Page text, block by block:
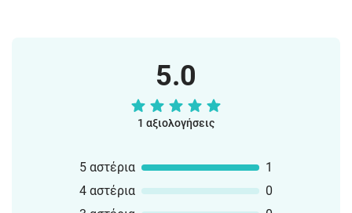
5.0
1 αξιολογήσεις
5 αστέρια
1
4 αστέρια
0